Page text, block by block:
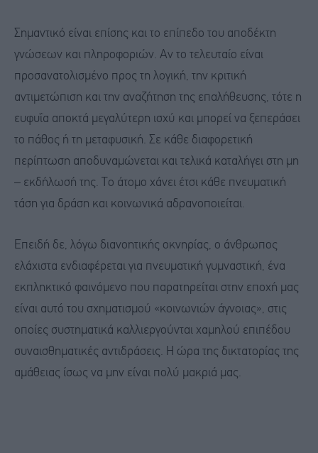
Σημαντικό είναι επίσης και το επίπεδο του αποδέκτη
γνώσεων και πληροφοριών. Αν το τελευταίο είναι
προσανατολισμένο προς τη λογική, την κριτική
αντιμετώπιση και την αναζήτηση της επαλήθευσης, τότε η
ευφυΐα αποκτά μεγαλύτερη ισχύ και μπορεί να ξεπεράσει
το πάθος ή τη μεταφυσική. Σε κάθε διαφορετική
περίπτωση αποδυναμώνεται και τελικά καταλήγει στη μη
– εκδήλωσή της. Το άτομο χάνει έτσι κάθε πνευματική
τάση για δράση και κοινωνικά αδρανοποιείται.
Επειδή δε, λόγω διανοητικής οκνηρίας, ο άνθρωπος
ελάχιστα ενδιαφέρεται για πνευματική γυμναστική, ένα
εκπληκτικό φαινόμενο που παρατηρείται στην εποχή μας
είναι αυτό του σχηματισμού «κοινωνιών άγνοιας», στις
οποίες συστηματικά καλλιεργούνται χαμηλού επιπέδου
συναισθηματικές αντιδράσεις. Η ώρα της δικτατορίας της
αμάθειας ίσως να μην είναι πολύ μακριά μας.